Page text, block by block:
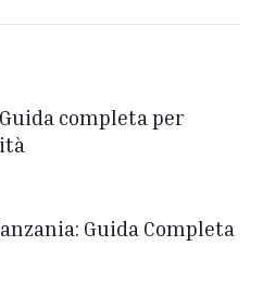
completa per
Guida Completa